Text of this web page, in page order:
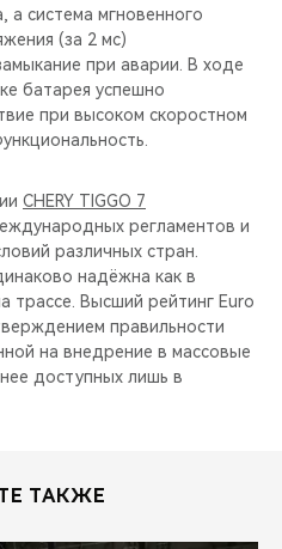
система мгновенного
(за 2 мс)
при аварии. В ходе
батарея успешно
при высоком скоростном
CHERY TIGGO 7
регламентов и
различных стран.
надёжна как в
трассе. Высший рейтинг Euro
правильности
на внедрение в массовые
доступных лишь в
ТАКЖЕ